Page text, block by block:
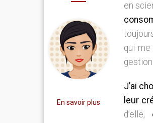
En savoir plus
en
qui
gestion.
J’ai
leur
d’elle,